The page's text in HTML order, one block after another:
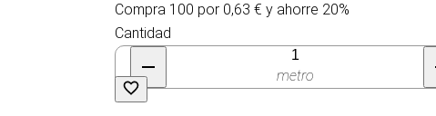
Compra 100 por 0,63 € y ahorre 20%
Cantidad
metro